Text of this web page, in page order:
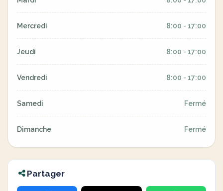
Mercredi 8:00 - 17:00
Jeudi 8:00 - 17:00
Vendredi 8:00 - 17:00
Samedi Fermé
Dimanche Fermé
Partager